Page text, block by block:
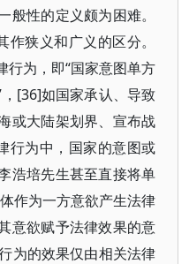
性的定义颇为困难。
狭义和广义的区分。
行为，即“国家意图单方
[36]如国家承认、导致
或大陆架划界、宣布战
行为中，国家的意图或
浩培先生甚至直接将单
作为一方意欲产生法律
意欲赋予法律效果的意
为的效果仅由相关法律